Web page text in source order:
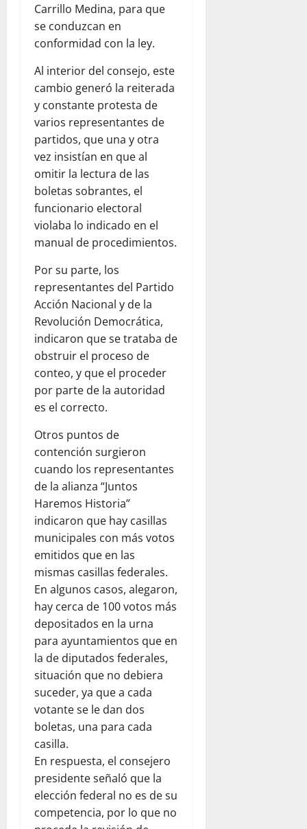
Carrillo Medina, para que
se conduzcan en
conformidad con la ley.
Al interior del consejo, este
cambio generó la reiterada
y constante protesta de
varios representantes de
partidos, que una y otra
vez insistían en que al
omitir la lectura de las
boletas sobrantes, el
funcionario electoral
violaba lo indicado en el
manual de procedimientos.
Por su parte, los
representantes del Partido
Acción Nacional y de la
Revolución Democrática,
indicaron que se trataba de
obstruir el proceso de
conteo, y que el proceder
por parte de la autoridad
es el correcto.
Otros puntos de
contención surgieron
cuando los representantes
de la alianza “Juntos
Haremos Historia”
indicaron que hay casillas
municipales con más votos
emitidos que en las
mismas casillas federales.
En algunos casos, alegaron,
hay cerca de 100 votos más
depositados en la urna
para ayuntamientos que en
la de diputados federales,
situación que no debiera
suceder, ya que a cada
votante se le dan dos
boletas, una para cada
casilla.
En respuesta, el consejero
presidente señaló que la
elección federal no es de su
competencia, por lo que no